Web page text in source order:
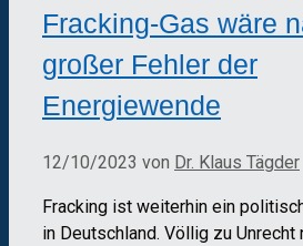
Fracking-Gas wäre
großer Fehler der
Energiewende
12/10/2023 von Dr. Klaus Tägder
Fracking ist weiterhin ein
in Deutschland. Völlig zu Unrecht